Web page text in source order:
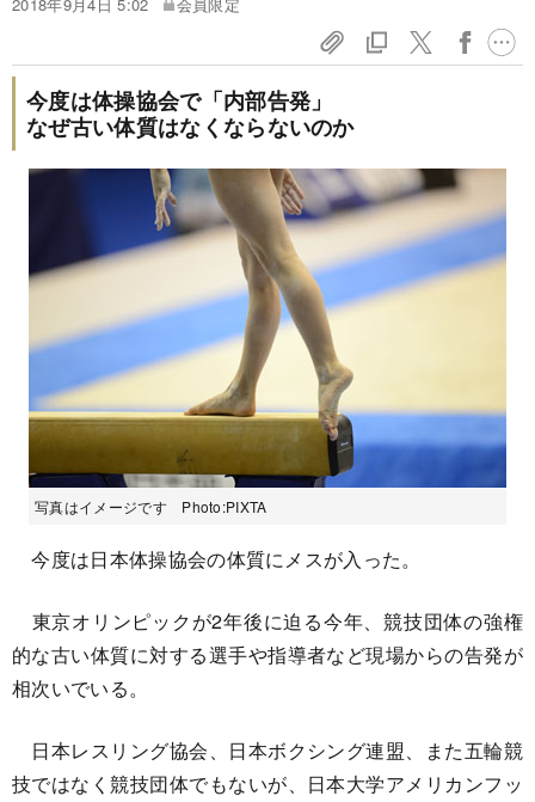
今度は体操協会で「内部告発」
なぜ古い体質はなくならないのか
写真はイメージです Photo:PIXTA
今度は日本体操協会の体質にメスが入った。
東京オリンピックが2年後に迫る今年、競技団体の強権
的な古い体質に対する選手や指導者など現場からの告発が
相次いでいる。
日本レスリング協会、日本ボクシング連盟、また五輪競
技ではなく競技団体でもないが、日本大学アメリカンフッ